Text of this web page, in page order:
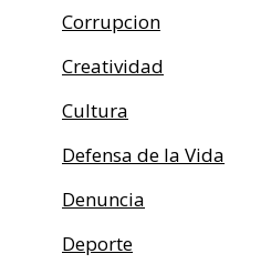
Corrupcion
Creatividad
Cultura
Defensa de la Vida
Denuncia
Deporte